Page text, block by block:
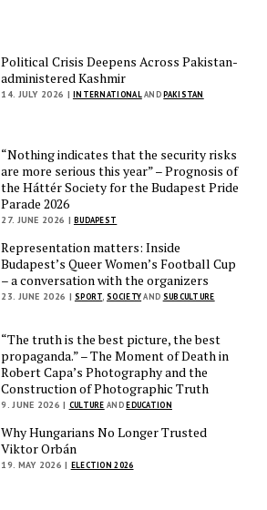
Political Crisis Deepens Across Pakistan-
administered Kashmir
14. JULY 2026 | INTERNATIONALANDPAKISTAN
“Nothing indicates that the security risks
are more serious this year” – Prognosis of
the Háttér Society for the Budapest Pride
Parade 2026
27. JUNE 2026 | BUDAPEST
Representation matters: Inside
Budapest’s Queer Women’s Football Cup
– a conversation with the organizers
23. JUNE 2026 | SPORT SOCIETYAND SUBCULTURE
“The truth is the best picture, the best
propaganda.” – The Moment of Death in
Robert Capa’s Photography and the
Construction of Photographic Truth
9. JUNE 2026 | CULTURE ANDEDUCATION
Why Hungarians No Longer Trusted
Viktor Orbán
19. MAY 2026 | ELECTION 2026